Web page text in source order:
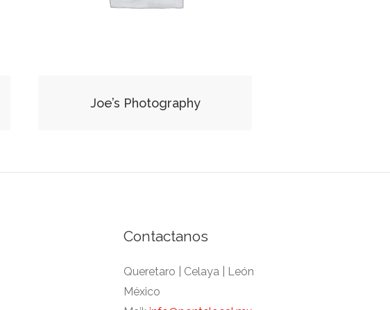
Joe’s Photography
Contactanos
Queretaro | Celaya | León
México